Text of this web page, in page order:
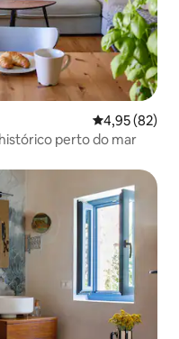
4,95 de uma
4,95 (82)
perto do mar